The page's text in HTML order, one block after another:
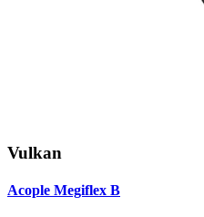
Vulkan
Acople Megiflex B